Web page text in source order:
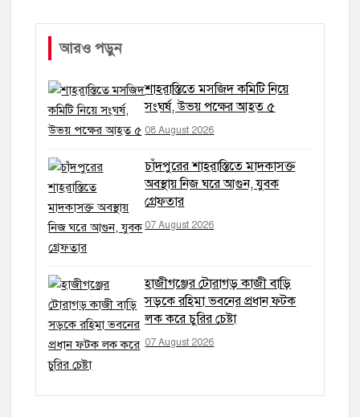
আরও পড়ুন
শাহরাস্তিতে মসজিদ কমিটি নিয়ে
সংঘর্ষ, উভয় পক্ষের আহত ৫
08 August 2026
চাঁদপুরের শাহরাস্তিতে মাদকাসক্ত
অবস্থায় নিজ ঘরে আগুন, যুবক
গ্রেফতার
07 August 2026
হাজীগঞ্জের টোরাগড় কাজী বাড়ি
সড়কে রহিমা ভবনের প্রধান ফটক
লক করে চুরির চেষ্টা
07 August 2026